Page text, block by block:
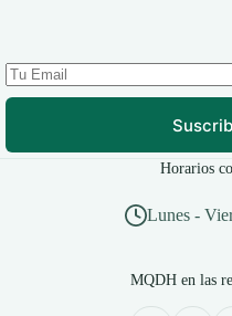
Horarios
Lunes -
MQDH en las